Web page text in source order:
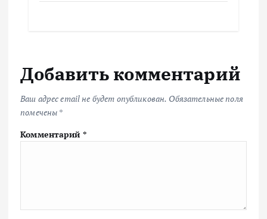
Добавить комментарий
Ваш адрес email не будет опубликован. Обязательные поля
помечены *
Комментарий *